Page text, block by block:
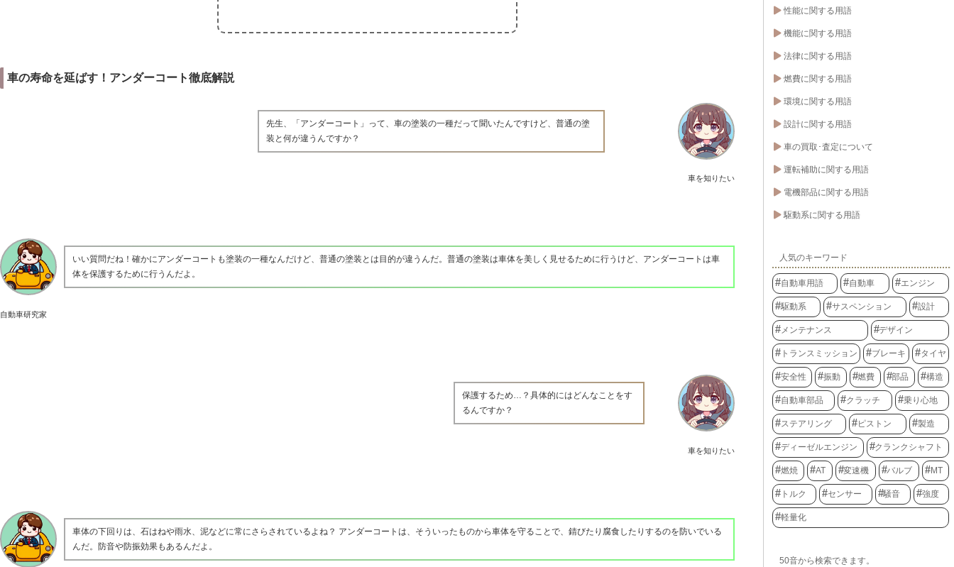
車の寿命を延ばす！アンダーコート徹底解説
車を知りたい
先生、「アンダーコート」って、車の塗装の一種だって聞いたんですけど、普通の塗
装と何が違うんですか？
自動車研究家
いい質問だね！確かにアンダーコートも塗装の一種なんだけど、普通の塗装とは目的が違うんだ。普通の塗装は車体を美しく見せるために行うけど、アンダーコートは車
体を保護するために行うんだよ。
車を知りたい
保護するため…？具体的にはどんなことをす
るんですか？
車体の下回りは、石はねや雨水、泥などに常にさらされているよね？ アンダーコートは、そういったものから車体を守ることで、錆びたり腐食したりするのを防いでいる
んだ。防音や防振効果もあるんだよ。
性能に関する用語
機能に関する用語
法律に関する用語
燃費に関する用語
環境に関する用語
設計に関する用語
車の買取･査定について
運転補助に関する用語
電機部品に関する用語
駆動系に関する用語
人気のキーワード
自動車用語 自動車 エンジン
駆動系 サスペンション 設計
メンテナンス デザイン
トランスミッション ブレーキ タイヤ
安全性 振動 燃費 部品 構造
自動車部品 クラッチ 乗り心地
ステアリング ピストン 製造
ディーゼルエンジン クランクシャフト
燃焼 AT 変速機 バルブ MT
トルク センサー 騒音 強度
軽量化
50音から検索できます。